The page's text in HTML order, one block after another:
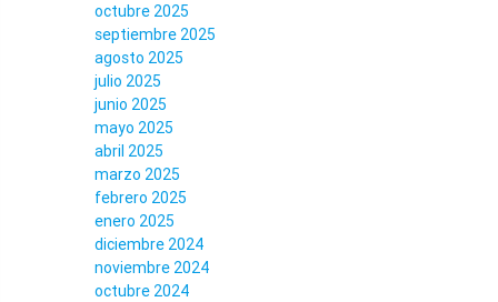
octubre 2025
septiembre 2025
agosto 2025
julio 2025
junio 2025
mayo 2025
abril 2025
marzo 2025
febrero 2025
enero 2025
diciembre 2024
noviembre 2024
octubre 2024